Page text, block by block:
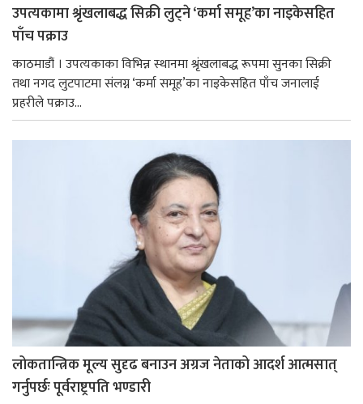
उपत्यकामा श्रृंखलाबद्ध सिक्री लुट्ने ‘कर्मा समूह’का नाइकेसहित
पाँच पक्राउ
काठमाडौं । उपत्यकाका विभिन्न स्थानमा श्रृंखलाबद्ध रूपमा सुनका सिक्री
तथा नगद लुटपाटमा संलग्न ‘कर्मा समूह’का नाइकेसहित पाँच जनालाई
प्रहरीले पक्राउ...
लोकतान्त्रिक मूल्य सुदृढ बनाउन अग्रज नेताको आदर्श आत्मसात्
गर्नुपर्छः पूर्वराष्ट्रपति भण्डारी